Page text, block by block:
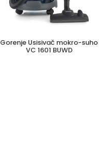
Gorenje Usisivač mokro-suho
VC 1601 BUWD